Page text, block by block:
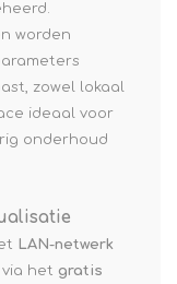
worden
zowel lokaal
ideaal voor
onderhoud
LAN-netwerk
het gratis